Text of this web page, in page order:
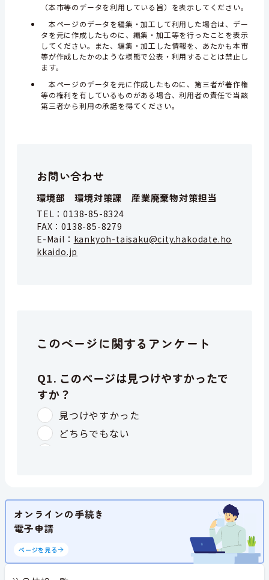
（本市等のデータを利用している旨）を表示してください。
本ページのデータを編集・加工して利用した場合は、デー
タを元に作成したものに、編集・加工等を行ったことを表示
してください。また、編集・加工した情報を、あたかも本市
等が作成したかのような様態で公表・利用することは禁止し
ます。
本ページのデータを元に作成したものに、第三者が著作権
等の権利を有しているものがある場合、利用者の責任で当該
第三者から利用の承諾を得てください。
お問い合わせ
環境部 環境対策課 産業廃棄物対策担当
TEL：0138-85-8324
FAX：0138-85-8279
E-Mail： kankyoh-taisaku@city.hakodate.ho
kkaido.jp
このページに関するアンケート
オンラインの手続き
電子申請
ページを見る